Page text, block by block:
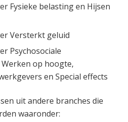
Fysieke belasting en Hijsen
Versterkt geluid
Psychosociale
op hoogte,
en Special effects
uit andere branches die
waaronder: